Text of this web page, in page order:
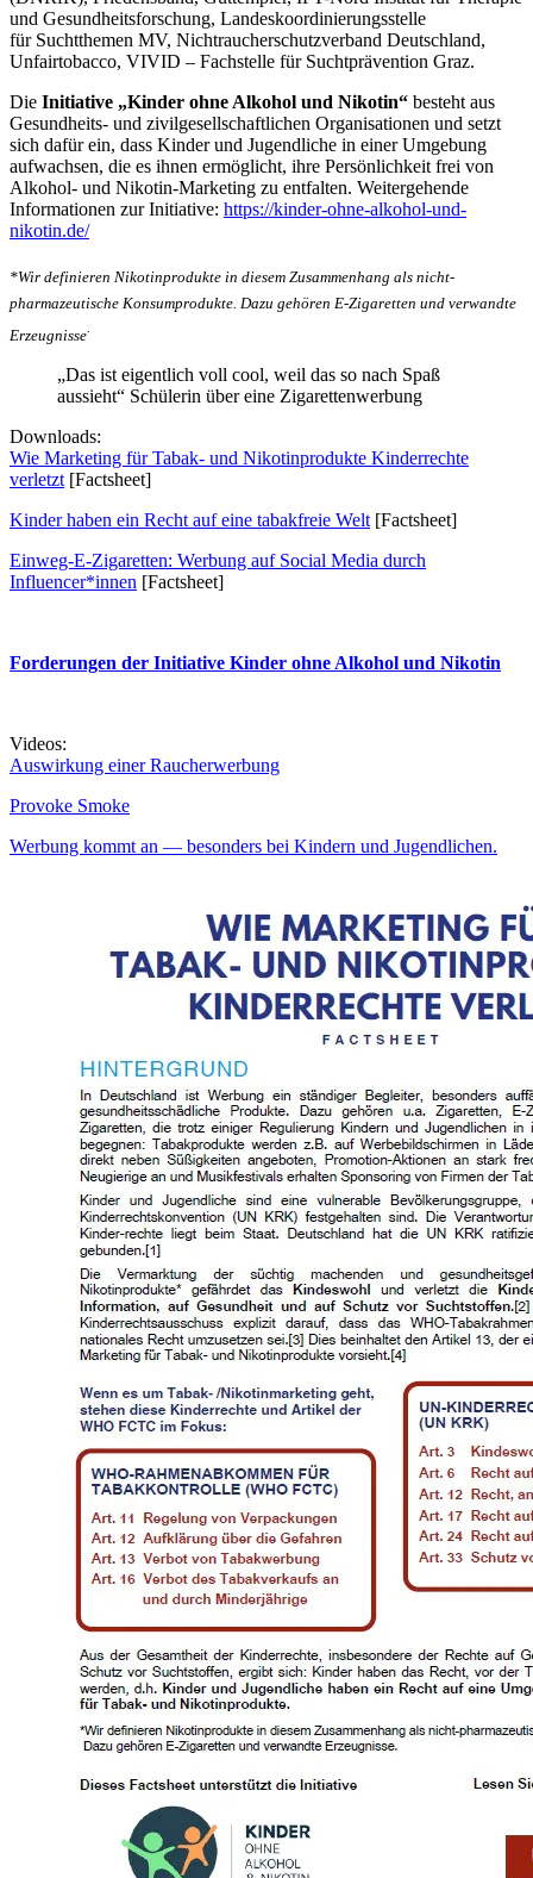
und Gesundheitsforschung, Landeskoordinierungsstelle
für Suchtthemen MV, Nichtraucherschutzverband Deutschland,
Unfairtobacco, VIVID – Fachstelle für Suchtprävention Graz.
Die Initiative „Kinder ohne Alkohol und Nikotin“ besteht aus
Gesundheits- und zivilgesellschaftlichen Organisationen und setzt
sich dafür ein, dass Kinder und Jugendliche in einer Umgebung
aufwachsen, die es ihnen ermöglicht, ihre Persönlichkeit frei von
Alkohol- und Nikotin-Marketing zu entfalten. Weitergehende
Informationen zur Initiative: https://kinder-ohne-alkohol-und-
nikotin.de/
*Wir definieren Nikotinprodukte in diesem Zusammenhang als nicht-
pharmazeutische Konsumprodukte. Dazu gehören E-Zigaretten und verwandte
Erzeugnisse
„Das ist eigentlich voll cool, weil das so nach Spaß
aussieht“ Schülerin über eine Zigarettenwerbung
Downloads:
Wie Marketing für Tabak- und Nikotinprodukte Kinderrechte
verletzt [Factsheet]
Kinder haben ein Recht auf eine tabakfreie Welt [Factsheet]
Einweg-E-Zigaretten: Werbung auf Social Media durch
Influencer*innen [Factsheet]
Forderungen der Initiative Kinder ohne Alkohol und Nikotin
Videos:
Auswirkung einer Raucherwerbung
Provoke Smoke
Werbung kommt an — besonders bei Kindern und Jugendlichen.